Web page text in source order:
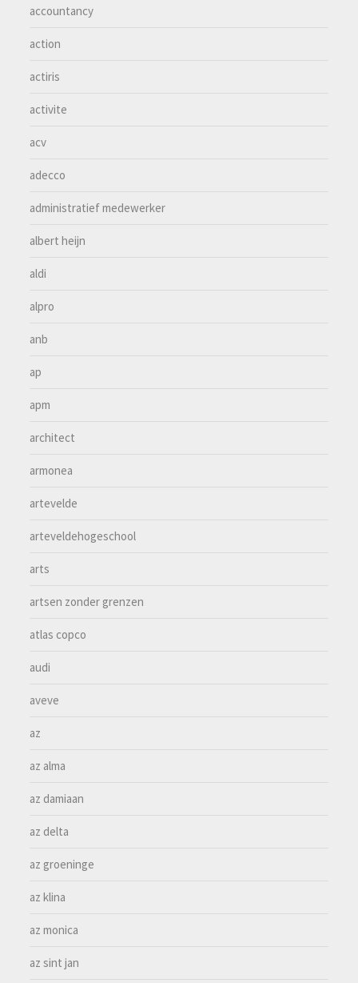
accountancy
action
actiris
activite
acv
adecco
administratief medewerker
albert heijn
aldi
alpro
anb
ap
apm
architect
armonea
artevelde
arteveldehogeschool
arts
artsen zonder grenzen
atlas copco
audi
aveve
az
az alma
az damiaan
az delta
az groeninge
az klina
az monica
az sint jan